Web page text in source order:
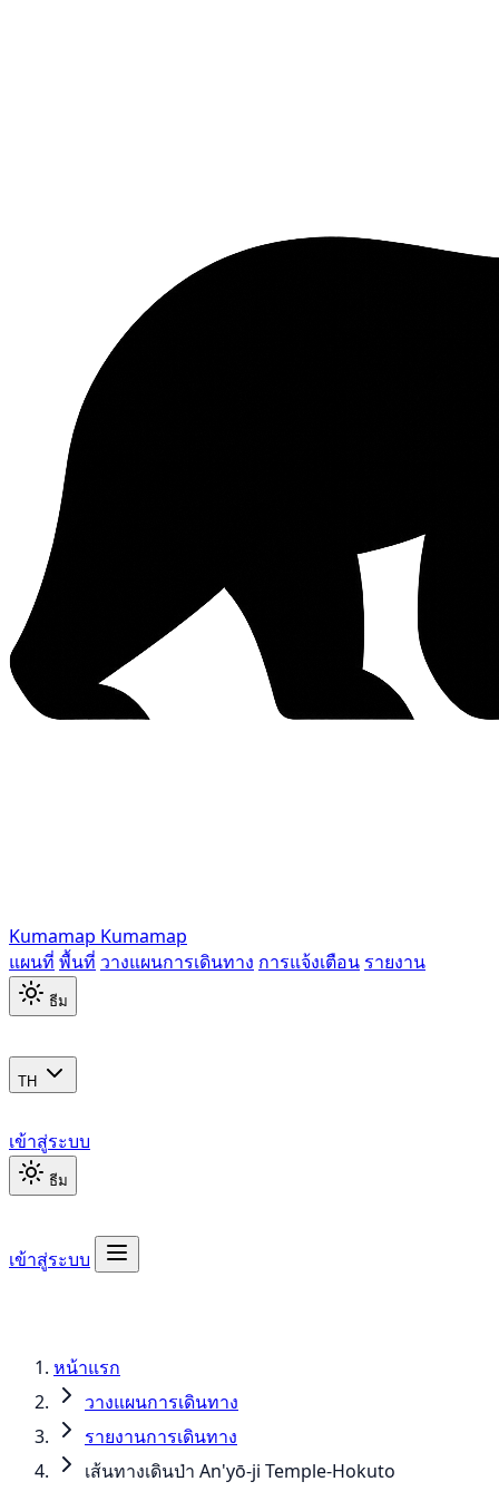
Kumamap Kumamap
แผนที่ พื้นที่ วางแผนการเดินทาง การแจ้งเตือน รายงาน
ธีม
TH
เข้าสู่ระบบ
ธีม
เข้าสู่ระบบ
หน้าแรก
วางแผนการเดินทาง
รายงานการเดินทาง
เส้นทางเดินป่า An'yō-ji Temple-Hokuto